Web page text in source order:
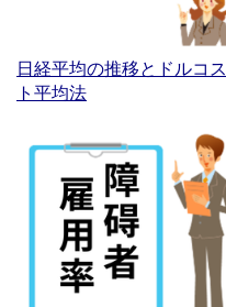
日経平均の推移とドルコス
ト平均法